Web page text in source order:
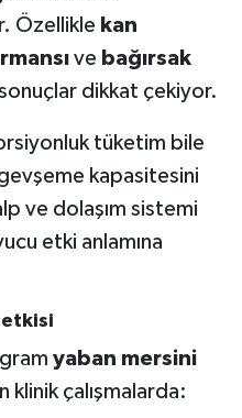
Özellikle kan
ve bağırsak
dikkat çekiyor.
tüketim bile
kapasitesini
ve dolaşım sistemi
etki anlamına
etkisi
yaban mersini
klinik çalışmalarda: